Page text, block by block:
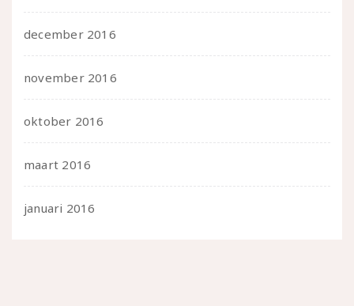
december 2016
november 2016
oktober 2016
maart 2016
januari 2016